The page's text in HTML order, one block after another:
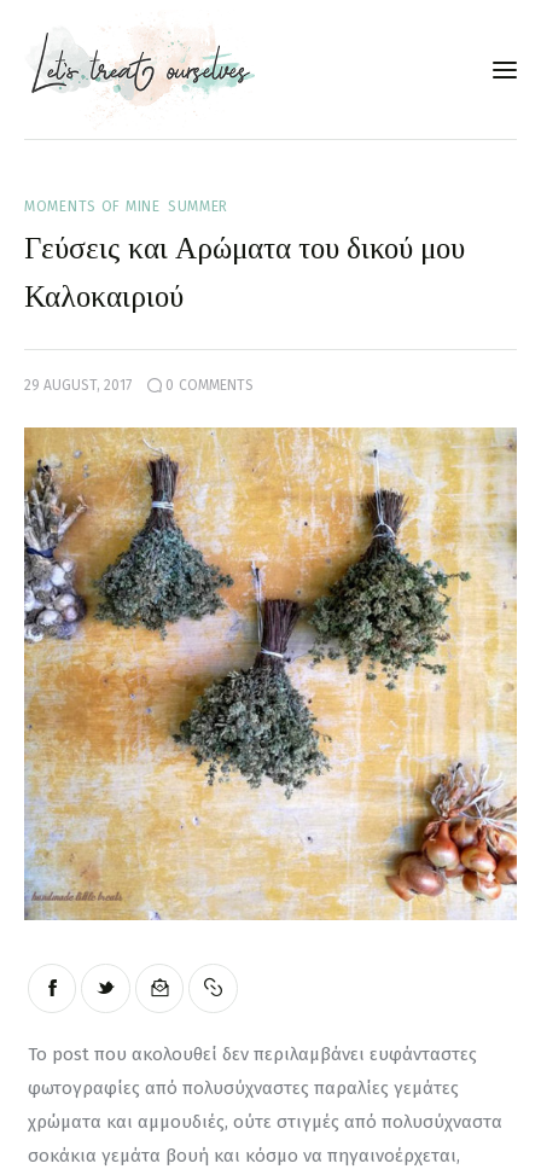
Portfolio
Services
Επικοινωνία
Συνεργασίες
Moments of Mine
FAQ
MOMENTS OF MINE SUMMER
Γεύσεις και Αρώματα του δικού μου
Καλοκαιριού
29 AUGUST, 2017 0 COMMENTS
Το post που ακολουθεί δεν περιλαμβάνει ευφάνταστες
φωτογραφίες από πολυσύχναστες παραλίες γεμάτες
χρώματα και αμμουδιές, ούτε στιγμές από πολυσύχναστα
σοκάκια γεμάτα βουή και κόσμο να πηγαινοέρχεται,